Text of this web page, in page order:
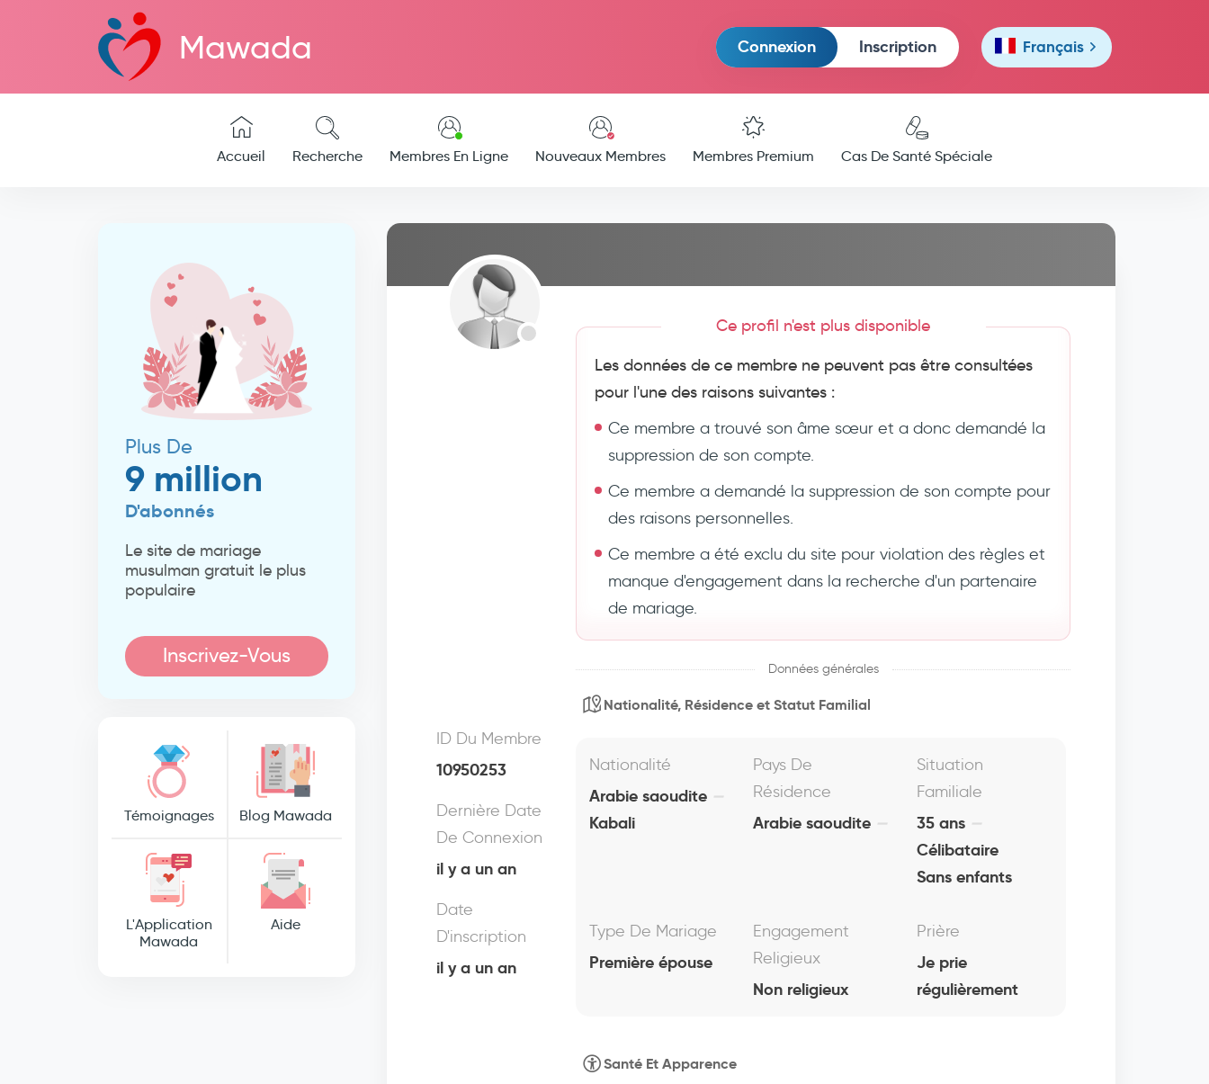
Mawada Connexion Inscription Français
Accueil Recherche Membres En Ligne Nouveaux Membres Membres Premium Cas De Santé Spéciale
Plus De
9 million
D'abonnés
Le site de mariage
musulman gratuit le plus
populaire
Inscrivez-Vous
Témoignages Blog Mawada
L'Application
Mawada
Aide
Ce profil n'est plus disponible
Les données de ce membre ne peuvent pas être consultées
pour l'une des raisons suivantes :
Ce membre a trouvé son âme sœur et a donc demandé la
suppression de son compte.
Ce membre a demandé la suppression de son compte pour
des raisons personnelles.
Ce membre a été exclu du site pour violation des règles et
manque d'engagement dans la recherche d'un partenaire
de mariage.
Données générales
ID Du Membre
10950253
Dernière Date
De Connexion
il y a un an
Date
D'inscription
il y a un an
Nationalité, Résidence et Statut Familial
Nationalité
Arabie saoudite
Kabali
Pays De
Résidence
Arabie saoudite
Situation
Familiale
35 ans
Célibataire
Sans enfants
Type De Mariage
Première épouse
Engagement
Religieux
Non religieux
Prière
Je prie
régulièrement
Santé Et Apparence